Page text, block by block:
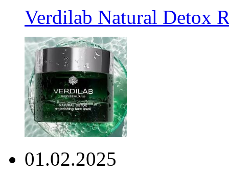
Verdilab Natural Detox
01.02.2025